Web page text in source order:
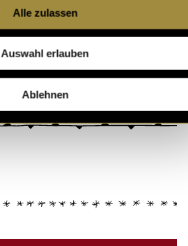
Alle zulassen
Auswahl erlauben
Ablehnen